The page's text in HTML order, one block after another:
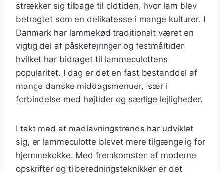
strækker sig tilbage til oldtiden, hvor lam blev
betragtet som en delikatesse i mange kulturer. I
Danmark har lammekød traditionelt været en
vigtig del af påskefejringer og festmåltider,
hvilket har bidraget til lammeculottens
popularitet. I dag er det en fast bestanddel af
mange danske middagsmenuer, især i
forbindelse med højtider og særlige lejligheder.
I takt med at madlavningstrends har udviklet
sig, er lammeculotte blevet mere tilgængelig for
hjemmekokke. Med fremkomsten af moderne
opskrifter og tilberedningsteknikker er det